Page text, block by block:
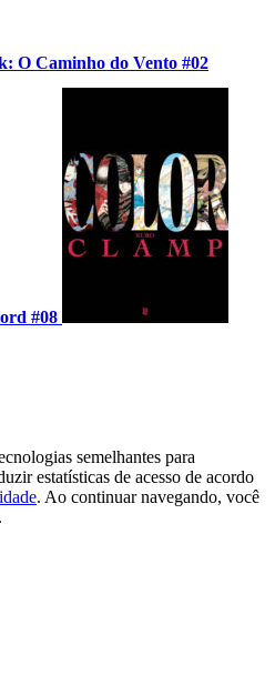
O Caminho do Vento #02
#08
semelhantes para
estatísticas de acesso de acordo
. Ao continuar navegando, você